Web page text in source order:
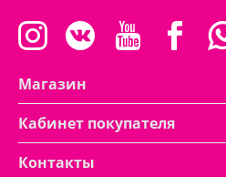
Магазин
Кабинет покупателя
Контакты